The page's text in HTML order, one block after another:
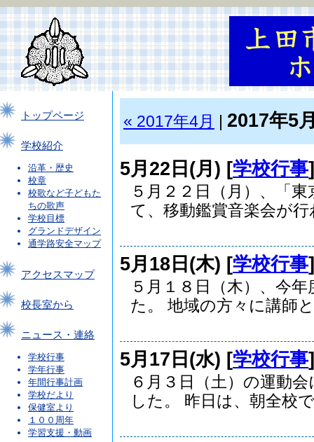
トップページ
学校紹介
沿革・歴史
校章
校歌など子どもた
ちの歌声
学校目標
グランドデザイン
通学路安全マップ
アクセスマップ
校長室から
ニュース・連絡
学校行事
学年行事
年間行事計画
学校だより
保健室より
１００周年
学習支援・動画
« 2017年4月 2017年5
5月22日(月) [学校行事
５月２２日（月）、「
て、移動鑑賞音楽会が行
5月18日(木) [学校行事
５月１８日（木）、今
た。 地域の方々に講師
5月17日(水) [学校行事
６月３日（土）の運動
した。 昨日は、朝全校